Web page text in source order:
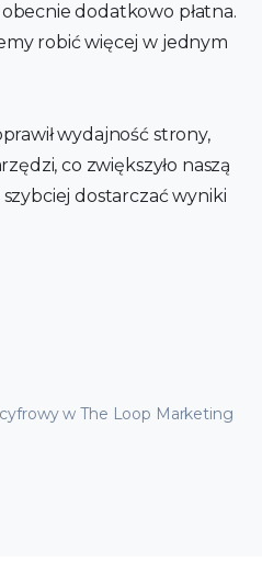
dodatkowo płatna.
robić więcej w jednym
wydajność strony,
co zwiększyło naszą
dostarczać wyniki
w The Loop Marketing